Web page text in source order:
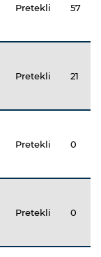
Pretekli 57
Pretekli 21
Pretekli 0
Pretekli 0